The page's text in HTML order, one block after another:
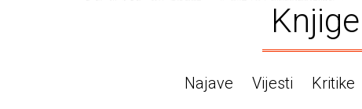
Knjige
Najave Vijesti Kritike